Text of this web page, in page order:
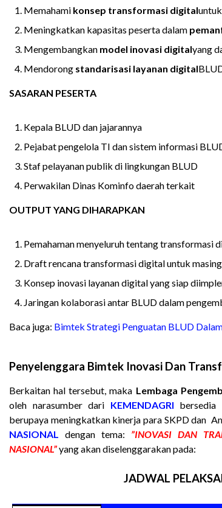
Memahami konsep transformasi digital
Meningkatkan kapasitas peserta dalam
Mengembangkan model inovasi digitalyang
Mendorong standarisasi layanan digital
SASARAN PESERTA
Kepala BLUD dan jajarannya
Pejabat pengelola TI dan sistem informasi
Staf pelayanan publik di lingkungan BLUD
Perwakilan Dinas Kominfo daerah terkait
OUTPUT YANG DIHARAPKAN
Pemahaman menyeluruh tentang transformasi
Draft rencana transformasi digital untuk
Konsep inovasi layanan digital yang siap
Jaringan kolaborasi antar BLUD dalam
Baca juga: Bimtek Strategi Penguatan BLUD
Penyelenggara Bimtek Inovasi Dan
Berkaitan hal tersebut, maka Lembaga
oleh narasumber dari KEMENDAGRI bersedia
berupaya meningkatkan kinerja para SKPD dan
NASIONAL
dengan tema: ”INOVASI DAN
NASIONAL”yang akan diselenggarakan pada:
JADWAL